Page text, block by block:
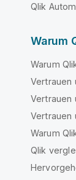
Qlik
Warum
Warum
Vertrauen
Vertrauen
Vertrauen
Warum
Qlik